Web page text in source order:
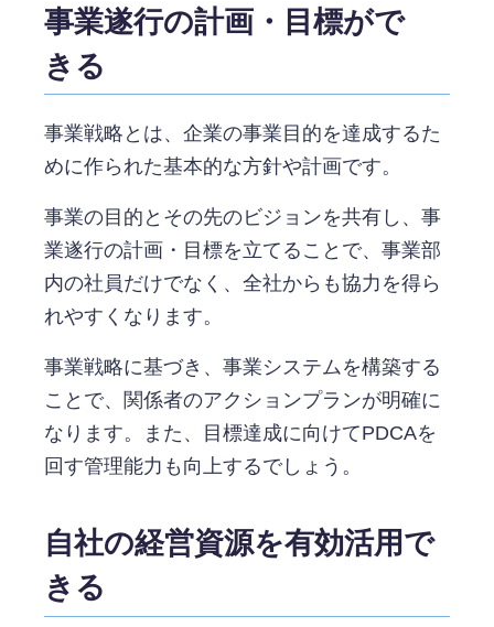
事業遂行の計画・目標がで
きる
事業戦略とは、企業の事業目的を達成するた
めに作られた基本的な方針や計画です。
事業の目的とその先のビジョンを共有し、事
業遂行の計画・目標を立てることで、事業部
内の社員だけでなく、全社からも協力を得ら
れやすくなります。
事業戦略に基づき、事業システムを構築する
ことで、関係者のアクションプランが明確に
なります。また、目標達成に向けてPDCAを
回す管理能力も向上するでしょう。
自社の経営資源を有効活用で
きる